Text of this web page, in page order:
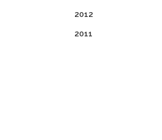
2012
2011